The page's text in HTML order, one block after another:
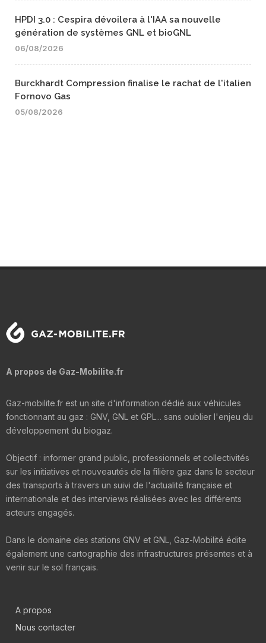
HPDI 3.0 : Cespira dévoilera à l'IAA sa nouvelle
génération de systèmes GNL et bioGNL
06/08/2026
Burckhardt Compression finalise le rachat de l'italien
Fornovo Gas
05/08/2026
A propos de Gaz-Mobilite.fr
Gaz-mobilite.fr est un site d'information dédié aux véhicules
fonctionnant au gaz : GNV, GNL et GPL... sans oublier l'enjeu du
développement du biogaz.
Objectif : informer grand public, professionnels et collectivités
sur les initiatives et nouveautés de la filière gaz dans le secteur
des transports à travers un suivi de l'actualité française et
internationale et des interviews réalisées avec les différents
acteurs engagés.
Dans le domaine des stations GNV et GNL, Gaz-Mobilité édite
également une cartographie des infrastructures présentes et à
venir sur le sol français.
A propos
Nous contacter